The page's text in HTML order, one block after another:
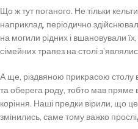
Що ж тут поганого. Не тільки
наприклад, періодично
на могили рідних і вшановували
сімейних трапез на столі
А ще, різдвяною прикрасою столу в
та оберега роду, тобто мав пряме
коріння. Наші предки вірили, що
змінились, саме тому важко